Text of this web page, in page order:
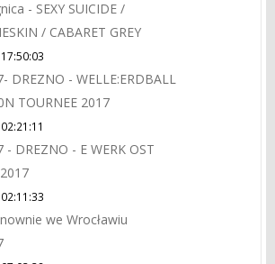
- SEXY SUICIDE /
/ CABARET GREY
DREZNO - WELLE:ERDBALL
TOURNEE 2017
- DREZNO - E WERK OST
we Wrocławiu